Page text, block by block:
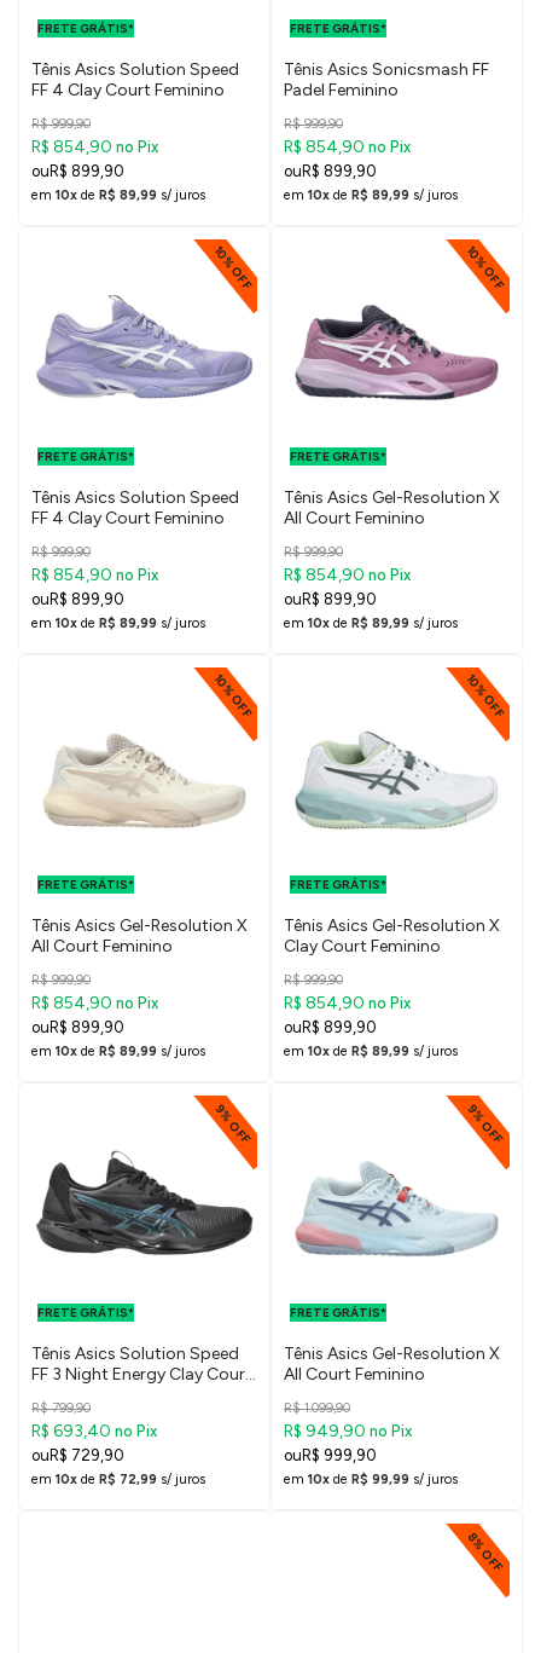
FRETE GRÁTIS*
Tênis Asics Solution Speed
FF 4 Clay Court Feminino
R$ 999,90
R$ 854,90 no Pix
R$ 899,90
em 10x de R$ 89,99 s/ juros
FRETE GRÁTIS*
Tênis Asics Sonicsmash FF
Padel Feminino
R$ 999,90
R$ 854,90 no Pix
R$ 899,90
em 10x de R$ 89,99 s/ juros
10% OFF
FRETE GRÁTIS*
Tênis Asics Solution Speed
FF 4 Clay Court Feminino
R$ 999,90
R$ 854,90 no Pix
R$ 899,90
em 10x de R$ 89,99 s/ juros
10% OFF
FRETE GRÁTIS*
Tênis Asics Gel-Resolution X
All Court Feminino
R$ 999,90
R$ 854,90 no Pix
R$ 899,90
em 10x de R$ 89,99 s/ juros
10% OFF
FRETE GRÁTIS*
Tênis Asics Gel-Resolution X
All Court Feminino
R$ 999,90
R$ 854,90 no Pix
R$ 899,90
em 10x de R$ 89,99 s/ juros
10% OFF
FRETE GRÁTIS*
Tênis Asics Gel-Resolution X
Clay Court Feminino
R$ 999,90
R$ 854,90 no Pix
R$ 899,90
em 10x de R$ 89,99 s/ juros
9% OFF
FRETE GRÁTIS*
Tênis Asics Solution Speed
FF 3 Night Energy Clay Court
R$ 799,90
R$ 693,40 no Pix
R$ 729,90
em 10x de R$ 72,99 s/ juros
9% OFF
FRETE GRÁTIS*
Tênis Asics Gel-Resolution X
All Court Feminino
R$ 1.099,90
R$ 949,90 no Pix
R$ 999,90
em 10x de R$ 99,99 s/ juros
8% OFF